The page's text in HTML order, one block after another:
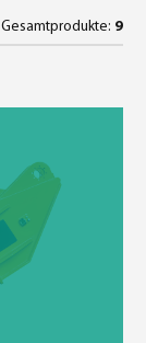
Gesamtprodukte: 9